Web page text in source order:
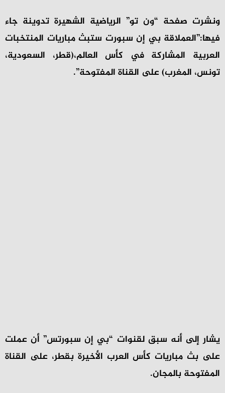
ونشرت صفحة “ون تو” الرياضية الشهيرة تدوينة جاء
فيها:”العملاقة بي إن سبورت ستبث مباريات المنتخبات
العربية المشاركة في كأس العالم،(قطر، السعودية،
تونس، المغرب) على القناة المفتوحة”.
يشار إلى أنه سبق لقنوات “بي إن سبورتس” أن عملت
على بث مباريات كأس العرب الأخيرة بقطر، على القناة
المفتوحة بالمجان.